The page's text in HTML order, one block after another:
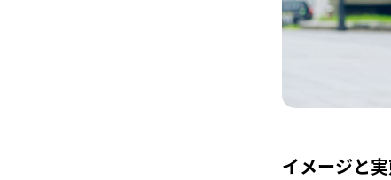
イメージと